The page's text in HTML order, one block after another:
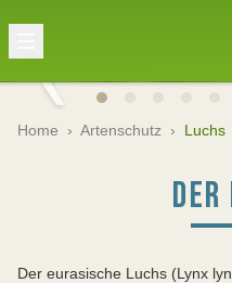
Home › Artenschutz › Luchs
Der eurasische Luchs (Lynx